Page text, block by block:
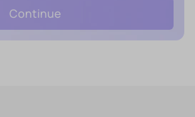
Continue